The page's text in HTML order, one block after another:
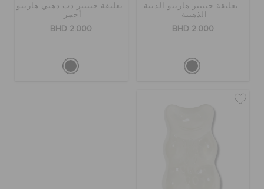
تسجيل الدخول / اشتراك
قائمة الامنيات
تعليقة جيبتيز هاريبو الدببة
الذهبية
BHD 2.000
تعليقة جيبتيز دب ذهبي هاريبو
أحمر
BHD 2.000